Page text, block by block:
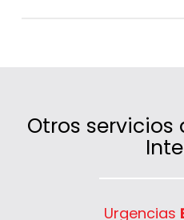
Otros
Urgencias